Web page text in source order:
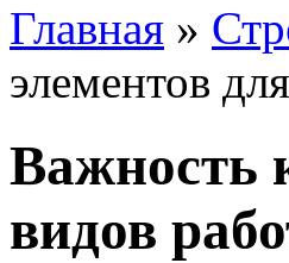
Главная »
элементов
Важность
видов